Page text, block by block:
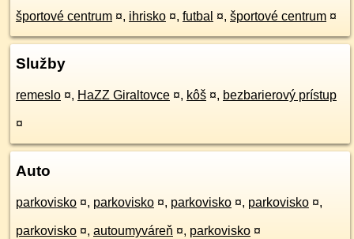
športové centrum ¤, ihrisko ¤, futbal ¤, športové centrum ¤
Služby
remeslo ¤, HaZZ Giraltovce ¤, kôš ¤, bezbarierový prístup
¤
Auto
parkovisko ¤, parkovisko ¤, parkovisko ¤, parkovisko ¤,
parkovisko ¤, autoumyváreň ¤, parkovisko ¤